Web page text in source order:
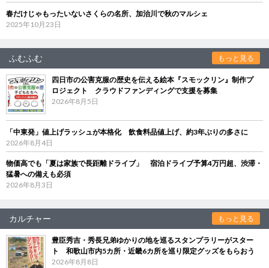
春だけじゃもったいないさくらの名所、加治川で秋のマルシェ
2025年10月23日
ふむふむ もっと見る
四日市の公害克服の歴史を伝える絵本『スモックリン』制作プ
ロジェクト クラウドファンディングで支援を募集
2026年8月5日
「中東発」値上げラッシュが本格化 飲食料品値上げ、約3年ぶりの多さに
2026年8月4日
物価高でも「夏は家族で長距離ドライブ」 宿泊ドライブ予算4万円超、渋滞・
猛暑への備えも必須
2026年8月3日
カルチャー もっと見る
豊臣秀吉・秀長兄弟ゆかりの地を巡るスタンプラリーがスター
ト 和歌山市内5カ所・近畿6カ所を巡り限定グッズをもらおう
2026年8月8日